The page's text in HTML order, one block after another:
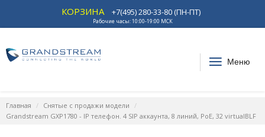
КОРЗИНА +7(495) 280-33-80 (ПН-ПТ)
Рабочие часы: 10:00-19:00 МСК
Меню
Главная
Снятые с продажи модели
Grandstream GXP1780 - IP телефон. 4 SIP аккаунта, 8 линий, PoE, 32 virtualBLF